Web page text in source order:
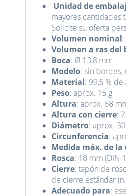
Unidad de
mayores cantidades
Solicite su oferta
Volumen nominal
Volumen a ras del
Boca: Ø 13,8 mm
Modelo: sin
Material: 99,5 %
Peso: aprox. 15 g
Altura: aprox. 68
Altura con cierre:
Diámetro: aprox.
Circunferencia:
Medida máx. de
Rosca: 18 mm (DIN
Cierre: tapón de
de cierre estándar
Adecuado para: